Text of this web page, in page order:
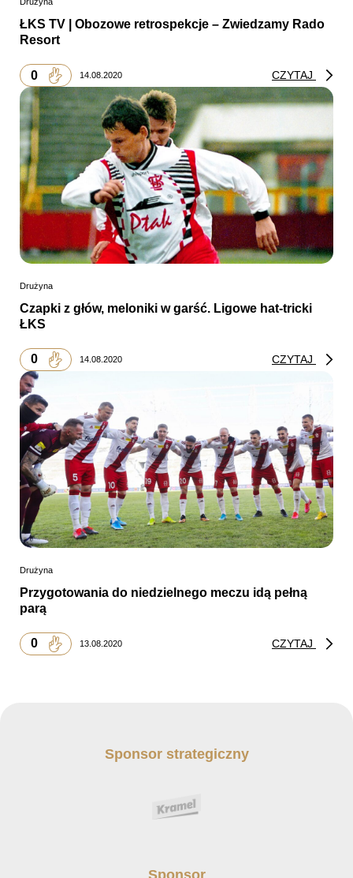
ŁKS TV | Obozowe retrospekcje – Zwiedzamy Rado
Resort
0 14.08.2020 CZYTAJ
Drużyna
Czapki z głów, meloniki w garść. Ligowe hat-tricki
ŁKS
0 14.08.2020 CZYTAJ
Drużyna
Przygotowania do niedzielnego meczu idą pełną
parą
0 13.08.2020 CZYTAJ
Sponsor strategiczny
Sponsor